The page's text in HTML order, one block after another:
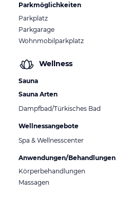
Parkmöglichkeiten
Parkplatz
Parkgarage
Wohnmobilparkplatz
Wellness
Sauna
Sauna Arten
Dampfbad/Türkisches Bad
Wellnessangebote
Spa & Wellnesscenter
Anwendungen/Behandlungen
Körperbehandlungen
Massagen